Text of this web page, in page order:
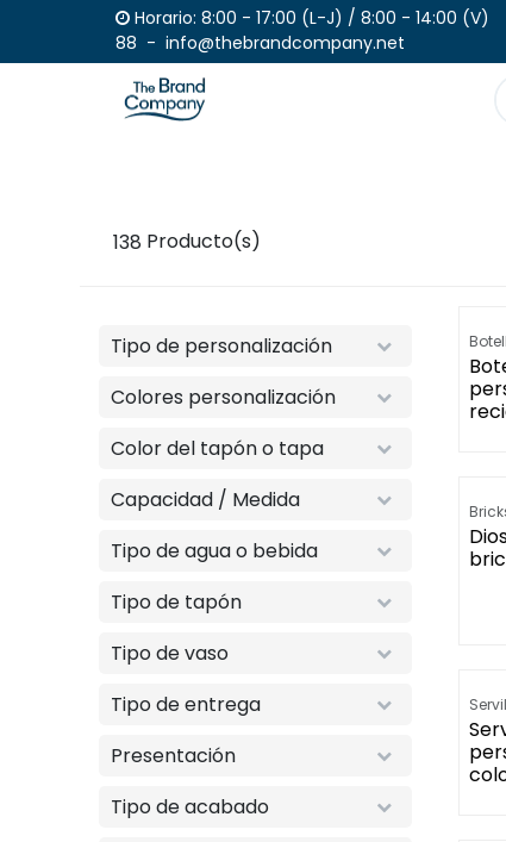
Ir al contenidoHorario: 8:00 - 17:00 (L-J) /
88 - info@thebrandcompany.net
138 Producto(s)
Tipo de personalización
Colores personalización
Color del tapón o tapa
Capacidad / Medida
Tipo de agua o bebida
Tipo de tapón
Tipo de vaso
Tipo de entrega
Presentación
Tipo de acabado